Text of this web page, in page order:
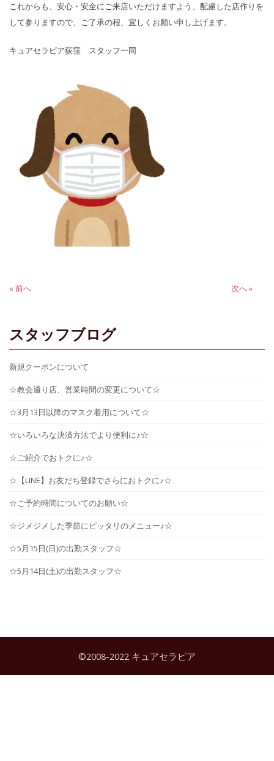
これからも、安心・安全にご来店いただけますよう、配慮した店作りを
して参りますので、ご了承の程、宜しくお願い申し上げます。
キュアセラピア荻窪 スタッフ一同
投
ナ
ビ
ゲ
ー
シ
ョ
ン
« 前へ
事:
次へ »
スタッフブログ
新規クーポンについて
☆教会通り店、営業時間の変更について☆
☆3月13日以降のマスク着用について☆
☆いろいろな決済方法でより便利に♪☆
☆ご紹介でおトクに♪☆
☆【LINE】お友だち登録でさらにおトクに♪☆
☆ご予約時間についてのお願い☆
☆ジメジメした季節にピッタリのメニュー♪☆
☆5月15日(日)の出勤スタッフ☆
☆5月14日(土)の出勤スタッフ☆
©2008-2022 キュアセラピア